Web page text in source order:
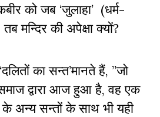
को जब ‘जुलाहा’ (धर्म-
मन्दिर की अपेक्षा क्यों?
का सन्त’मानते हैं, ”जो
द्वारा आज हुआ है, वह एक
के अन्य सन्तों के साथ भी यही